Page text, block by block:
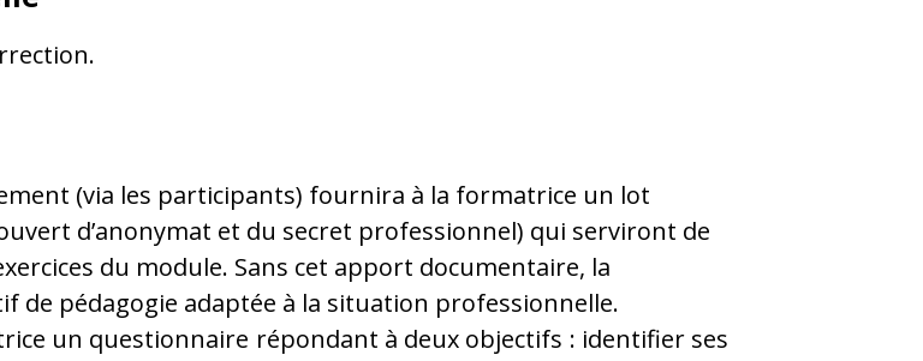
(via les participants) fournira à la formatrice un lot
d’anonymat et du secret professionnel) qui serviront de
du module. Sans cet apport documentaire, la
pédagogie adaptée à la situation professionnelle.
un questionnaire répondant à deux objectifs : identifier ses